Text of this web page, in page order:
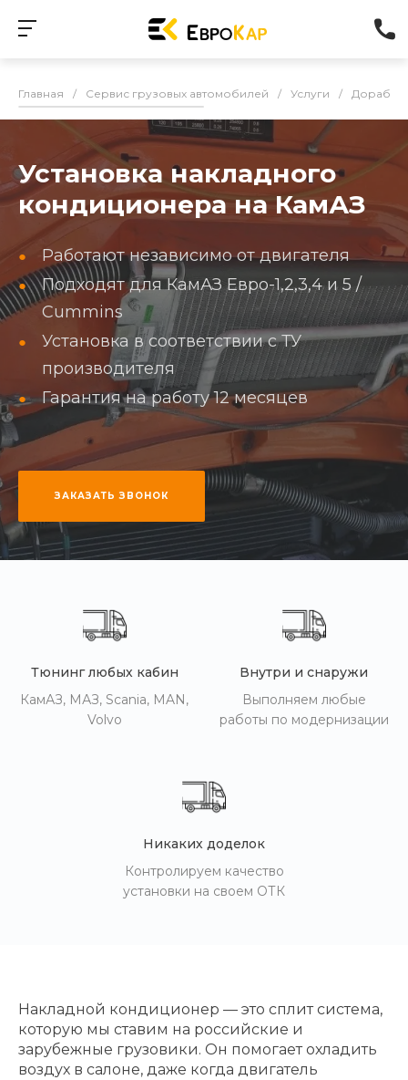
Главная / Сервис грузовых автомобилей / Услуги /
Установка накладного
кондиционера на КамАЗ
Работают независимо от двигателя
Подходят для КамАЗ Евро-1,2,3,4 и 5 /
Cummins
Установка в соответствии с ТУ
производителя
Гарантия на работу 12 месяцев
ЗАКАЗАТЬ ЗВОНОК
Тюнинг любых кабин
КамАЗ, МАЗ, Scania, MAN,
Volvo
Внутри и снаружи
Выполняем любые
работы по модернизации
Никаких доделок
Контролируем качество
установки на своем ОТК
Накладной кондиционер — это сплит система,
которую мы ставим на российские и
зарубежные грузовики. Он помогает охладить
воздух в салоне, даже когда двигатель